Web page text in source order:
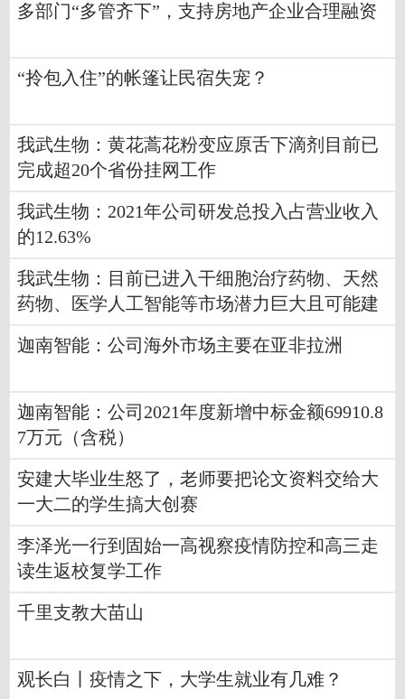
多部门“多管齐下”，支持房地产企业合理融资
“拎包入住”的帐篷让民宿失宠？
我武生物：黄花蒿花粉变应原舌下滴剂目前已
完成超20个省份挂网工作
我武生物：2021年公司研发总投入占营业收入
的12.63%
我武生物：目前已进入干细胞治疗药物、天然
药物、医学人工智能等市场潜力巨大且可能建
迦南智能：公司海外市场主要在亚非拉洲
迦南智能：公司2021年度新增中标金额69910.8
7万元（含税）
安建大毕业生怒了，老师要把论文资料交给大
一大二的学生搞大创赛
李泽光一行到固始一高视察疫情防控和高三走
读生返校复学工作
千里支教大苗山
观长白丨疫情之下，大学生就业有几难？